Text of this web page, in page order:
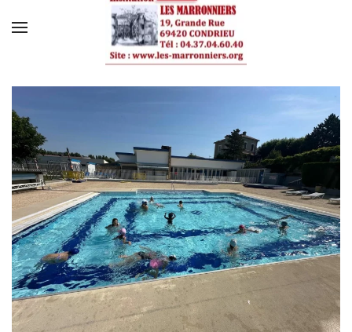
Skip to main content